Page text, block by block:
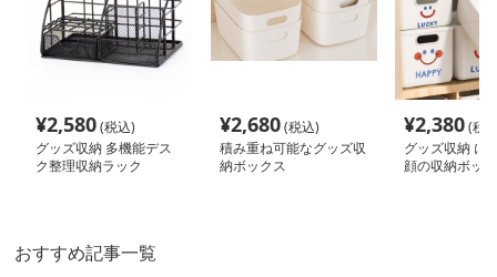
¥2,580(税込)
グッズ収納 多機能デス
ク整理収納ラック
¥2,680(税込)
積み重ね可能なグッズ収
納ボックス
¥2,380(税
グッズ収納 に
顔の収納ボッ
おすすめ記事一覧